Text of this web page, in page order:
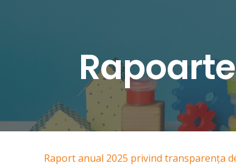
Raport anual 2025 privind transparența